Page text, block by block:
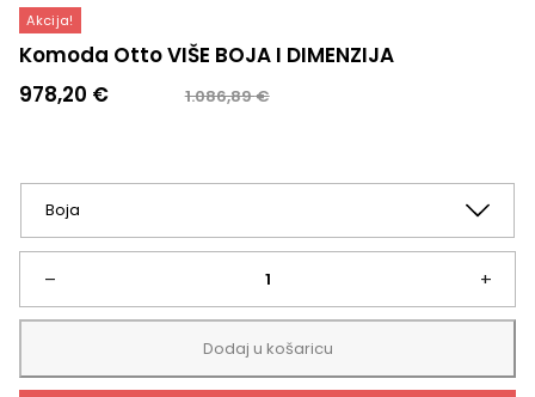
Akcija!
Komoda Otto VIŠE BOJA I DIMENZIJA
1.086,89€
Izvorna
je:
1.086,89 €.
978,20 €
Trenutna
978,20 €.
–
Komoda
Otto
VIŠE
+
Dodaj u košaricu